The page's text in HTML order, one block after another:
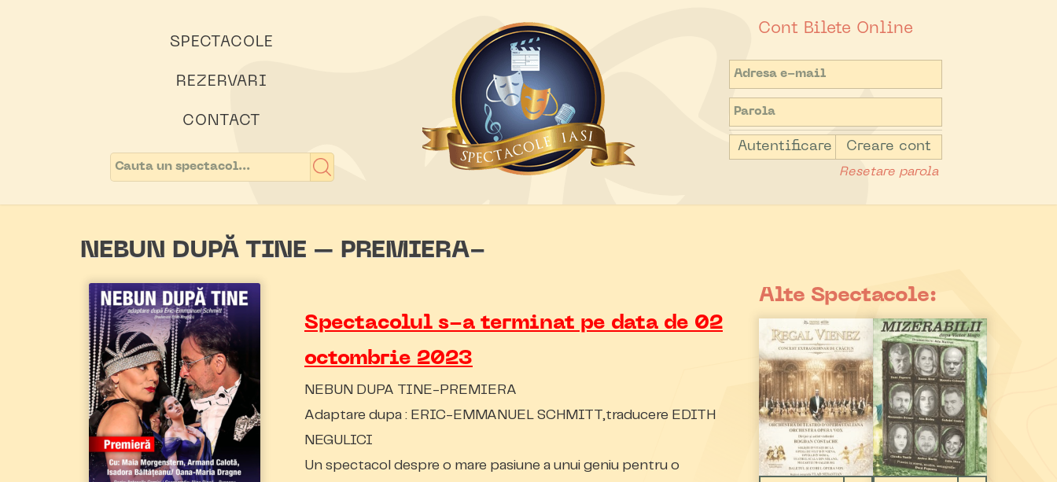
SPECTACOLE
REZERVARI
CONTACT
Cont Bilete Online
Autentificare Creare cont
Resetare parola
NEBUN DUPĂ TINE – PREMIERA-
Spectacolul s-a terminat pe data de 02
octombrie 2023
NEBUN DUPA TINE-PREMIERA
Adaptare dupa : ERIC-EMMANUEL SCHMITT,traducere EDITH
NEGULICI
Un spectacol despre o mare pasiune a unui geniu pentru o
Alte Spectacole: